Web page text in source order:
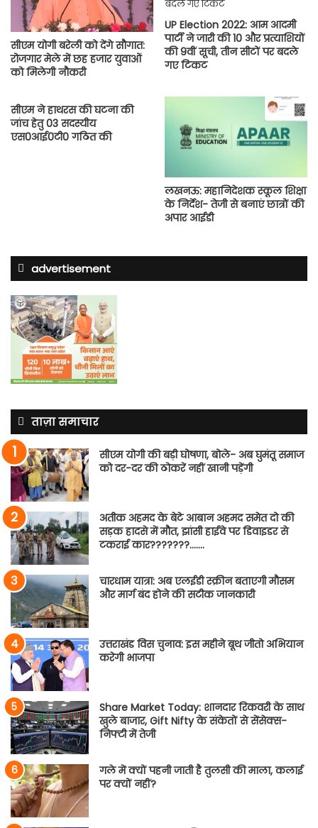
सीएम योगी बरेली को देंगे सौगात:
रोजगार मेले में छह हजार युवाओं
को मिलेगी नौकरी
UP Election 2022: आम आदमी
पार्टी ने जारी की 10 और प्रत्याशियों
की 9वीं सूची, तीन सीटों पर बदले
गए टिकट
सीएम ने हाथरस की घटना की
जांच हेतु 03 सदस्यीय
एस0आई0टी0 गठित की
लखनऊ: महानिदेशक स्कूल शिक्षा
के निर्देश- तेजी से बनाएं छात्रों की
अपार आईडी
advertisement
ताज़ा समाचार
सीएम योगी की बड़ी घोषणा, बोले- अब घुमंतू समाज
को दर-दर की ठोकरें नहीं खानी पड़ेंगी
अतीक अहमद के बेटे आबान अहमद समेत दो की
सड़क हादसे में मौत, झांसी हाईवे पर डिवाइडर से
टकराई कार???????…….
चारधाम यात्रा: अब एलईडी स्क्रीन बताएगी मौसम
और मार्ग बंद होने की सटीक जानकारी
उत्तराखंड विस चुनाव: इस महीने बूथ जीतो अभियान
करेगी भाजपा
Share Market Today: शानदार रिकवरी के साथ
खुले बाजार, Gift Nifty के संकेतों से सेंसेक्स-
निफ्टी में तेजी
गले में क्यों पहनी जाती है तुलसी की माला, कलाई
पर क्यों नहीं?